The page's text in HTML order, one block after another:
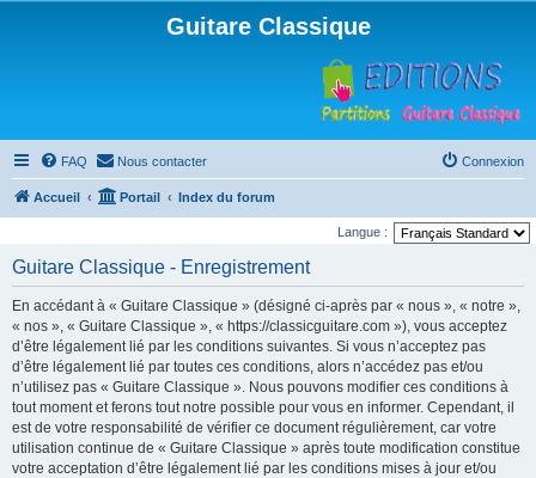
Guitare Classique
FAQ Nous contacter Connexion
Accueil Portail Index du forum
Langue :
Guitare Classique - Enregistrement
En accédant à « Guitare Classique » (désigné ci-après par « nous », « notre »,
« nos », « Guitare Classique », « https://classicguitare.com »), vous acceptez
d’être légalement lié par les conditions suivantes. Si vous n’acceptez pas
d’être légalement lié par toutes ces conditions, alors n’accédez pas et/ou
n’utilisez pas « Guitare Classique ». Nous pouvons modifier ces conditions à
tout moment et ferons tout notre possible pour vous en informer. Cependant, il
est de votre responsabilité de vérifier ce document régulièrement, car votre
utilisation continue de « Guitare Classique » après toute modification constitue
votre acceptation d’être légalement lié par les conditions mises à jour et/ou